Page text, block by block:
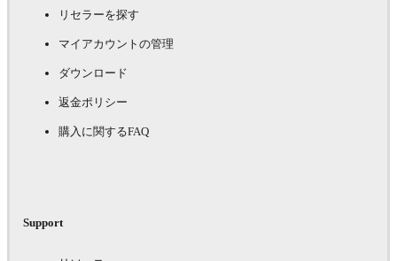
リセラーを探す
マイアカウントの管理
ダウンロード
返金ポリシー
購入に関するFAQ
Support